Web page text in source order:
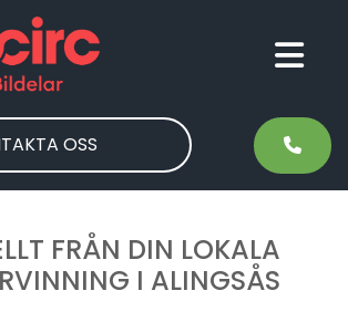
OSS
FRÅN DIN LOKALA
I ALINGSÅS